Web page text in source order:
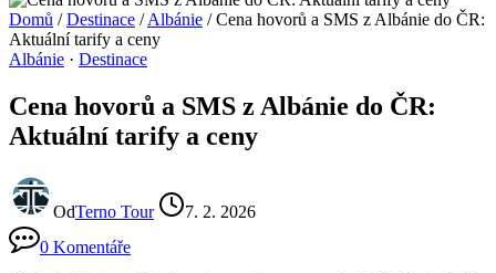
Domů / Destinace / Albánie / Cena hovorů a SMS z Albánie do ČR:
Aktuální tarify a ceny
Albánie · Destinace
Cena hovorů a SMS z Albánie do ČR:
Aktuální tarify a ceny
OdTerno Tour
7. 2. 2026
0 Komentáře